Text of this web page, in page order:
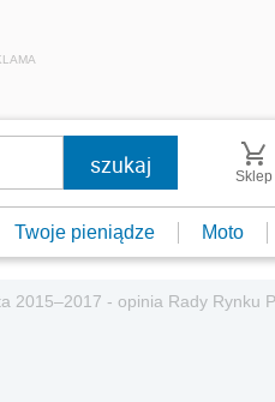
Sklep
Twoje pieniądze Moto
2015–2017 - opinia Rady Rynku